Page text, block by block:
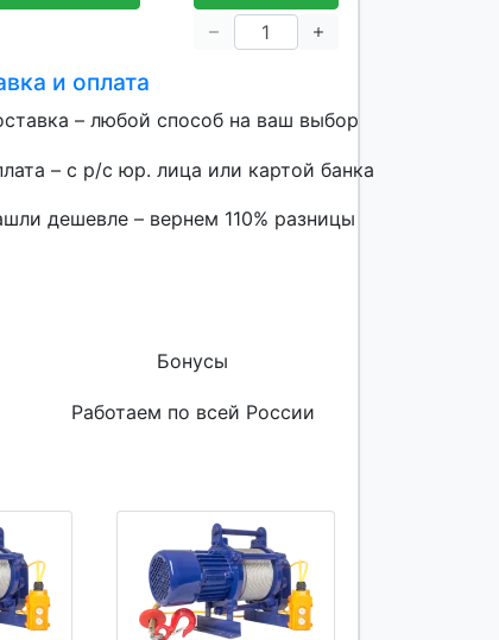
и оплата
– любой способ на ваш выбор
– с р/с юр. лица или картой банка
дешевле – вернем 110% разницы
Бонусы
Работаем по всей России